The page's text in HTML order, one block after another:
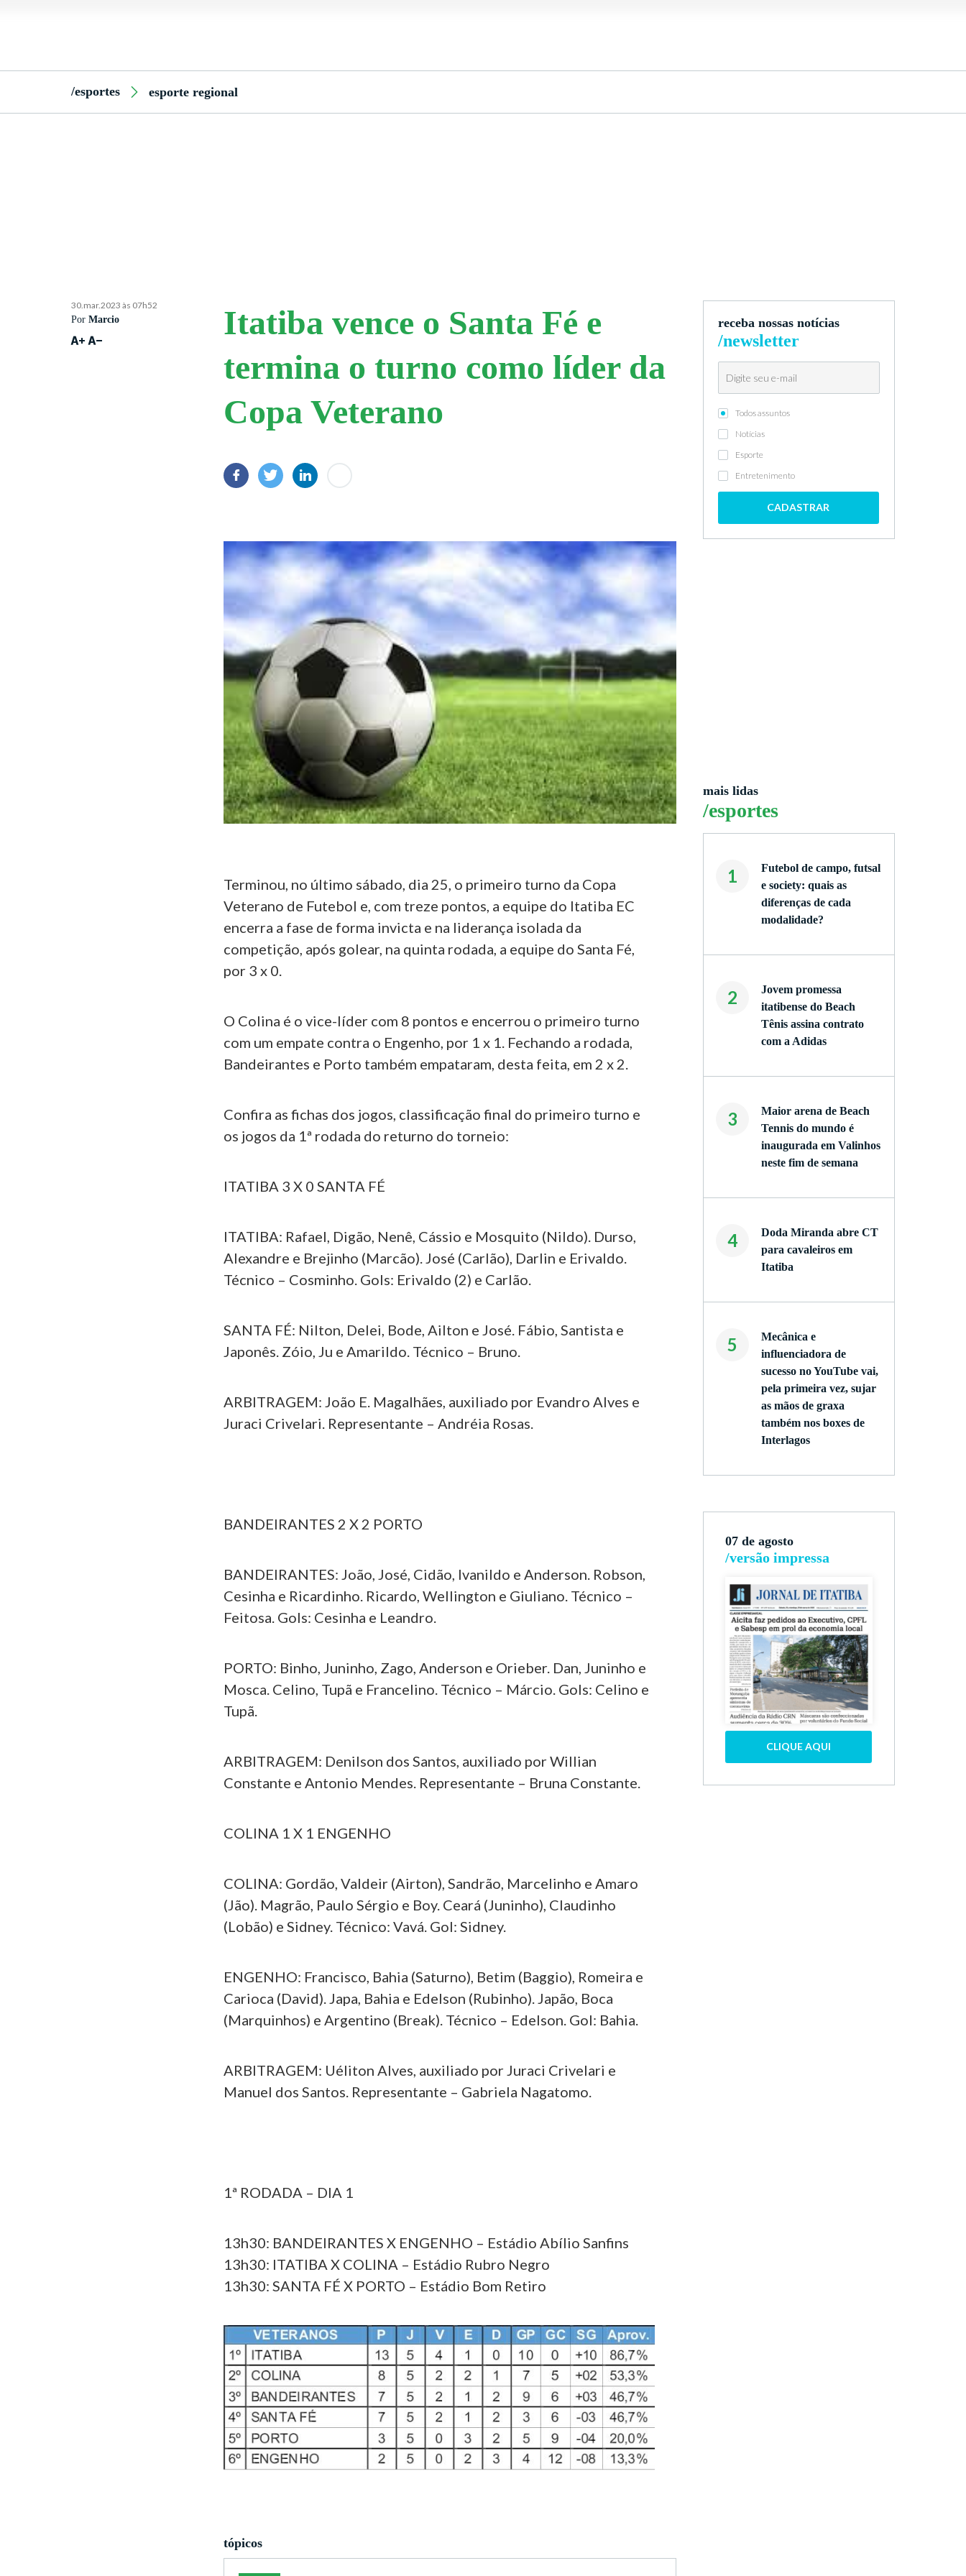
/esportes esporte regional
30.mar.2023 às 07h52
PorMarcio
Itatiba vence o Santa Fé e
termina o turno como líder da
Copa Veterano
Terminou, no último sábado, dia 25, o primeiro turno da Copa
Veterano de Futebol e, com treze pontos, a equipe do Itatiba EC
encerra a fase de forma invicta e na liderança isolada da
competição, após golear, na quinta rodada, a equipe do Santa Fé,
por 3 x 0.
O Colina é o vice-líder com 8 pontos e encerrou o primeiro turno
com um empate contra o Engenho, por 1 x 1. Fechando a rodada,
Bandeirantes e Porto também empataram, desta feita, em 2 x 2.
Confira as fichas dos jogos, classificação final do primeiro turno e
os jogos da 1ª rodada do returno do torneio:
ITATIBA 3 X 0 SANTA FÉ
ITATIBA: Rafael, Digão, Nenê, Cássio e Mosquito (Nildo). Durso,
Alexandre e Brejinho (Marcão). José (Carlão), Darlin e Erivaldo.
Técnico – Cosminho. Gols: Erivaldo (2) e Carlão.
SANTA FÉ: Nilton, Delei, Bode, Ailton e José. Fábio, Santista e
Japonês. Zóio, Ju e Amarildo. Técnico – Bruno.
ARBITRAGEM: João E. Magalhães, auxiliado por Evandro Alves e
Juraci Crivelari. Representante – Andréia Rosas.
BANDEIRANTES 2 X 2 PORTO
BANDEIRANTES: João, José, Cidão, Ivanildo e Anderson. Robson,
Cesinha e Ricardinho. Ricardo, Wellington e Giuliano. Técnico –
Feitosa. Gols: Cesinha e Leandro.
PORTO: Binho, Juninho, Zago, Anderson e Orieber. Dan, Juninho e
Mosca. Celino, Tupã e Francelino. Técnico – Márcio. Gols: Celino e
Tupã.
ARBITRAGEM: Denilson dos Santos, auxiliado por Willian
Constante e Antonio Mendes. Representante – Bruna Constante.
COLINA 1 X 1 ENGENHO
COLINA: Gordão, Valdeir (Airton), Sandrão, Marcelinho e Amaro
(Jão). Magrão, Paulo Sérgio e Boy. Ceará (Juninho), Claudinho
(Lobão) e Sidney. Técnico: Vavá. Gol: Sidney.
ENGENHO: Francisco, Bahia (Saturno), Betim (Baggio), Romeira e
Carioca (David). Japa, Bahia e Edelson (Rubinho). Japão, Boca
(Marquinhos) e Argentino (Break). Técnico – Edelson. Gol: Bahia.
ARBITRAGEM: Uéliton Alves, auxiliado por Juraci Crivelari e
Manuel dos Santos. Representante – Gabriela Nagatomo.
1ª RODADA – DIA 1
13h30: BANDEIRANTES X ENGENHO – Estádio Abílio Sanfins
13h30: ITATIBA X COLINA – Estádio Rubro Negro
13h30: SANTA FÉ X PORTO – Estádio Bom Retiro
tópicos
receba nossas notícias
/newsletter
Todos assuntos
Notícias
Esporte
Entretenimento
CADASTRAR
mais lidas
/esportes
1
Futebol de campo, futsal
e society: quais as
diferenças de cada
modalidade?
2
Jovem promessa
itatibense do Beach
Tênis assina contrato
com a Adidas
3
Maior arena de Beach
Tennis do mundo é
inaugurada em Valinhos
neste fim de semana
4
Doda Miranda abre CT
para cavaleiros em
Itatiba
5
Mecânica e
influenciadora de
sucesso no YouTube vai,
pela primeira vez, sujar
as mãos de graxa
também nos boxes de
Interlagos
07 de agosto
/versão impressa
CLIQUE AQUI